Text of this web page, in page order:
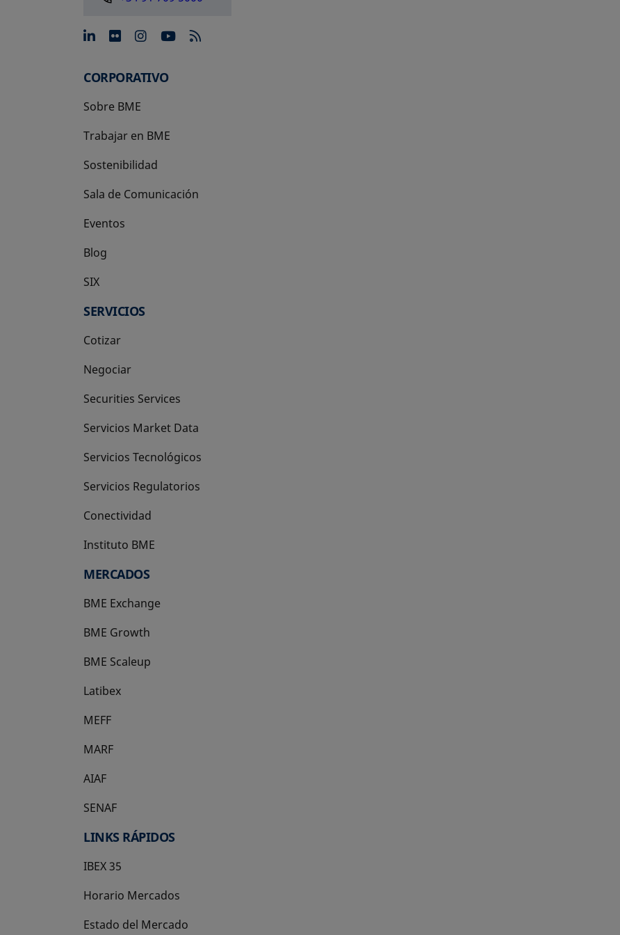
se abre en una pestaña nueva
se abre en una pestaña nueva
se abre en una pestaña nueva
se abre en una pestaña nueva
CORPORATIVO
Sobre BME
Trabajar en BME
Sostenibilidad
Sala de Comunicación
Eventos
Blog
SIX
se abre en una pestaña nueva
SERVICIOS
Cotizar
Negociar
Securities Services
Servicios Market Data
Servicios Tecnológicos
Servicios Regulatorios
Conectividad
Instituto BME
se abre en una pestaña nueva
MERCADOS
BME Exchange
BME Growth
se abre en una pestaña nueva
BME Scaleup
se abre en una pestaña nueva
Latibex
se abre en una pestaña nueva
MEFF
se abre en una pestaña nueva
MARF
AIAF
SENAF
LINKS RÁPIDOS
IBEX 35
Horario Mercados
Estado del Mercado